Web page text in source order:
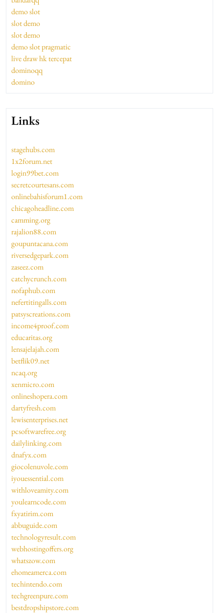
demo slot
slot demo
slot demo
demo slot pragmatic
live draw hk tercepat
dominoqq
domino
Links
stagehubs.com
1x2forum.net
login99bet.com
secretcourtesans.com
onlinebahisforum1.com
chicagoheadline.com
camming.org
rajalion88.com
goupuntacana.com
riversedgepark.com
zaseez.com
catchycrunch.com
nofaphub.com
nefertitingalls.com
patsyscreations.com
income4proof.com
educaritas.org
lensajelajah.com
betflik09.net
ncaq.org
xenmicro.com
onlineshopera.com
dartyfresh.com
lewisenterprises.net
pcsoftwarefree.org
dailylinking.com
dnafyx.com
giocolenuvole.com
iyouessential.com
withloveamity.com
youlearncode.com
fxyatirim.com
abbuguide.com
technologyresult.com
webhostingoffers.org
whatszow.com
ehomeamerca.com
techintendo.com
techgreenpure.com
bestdropshipstore.com